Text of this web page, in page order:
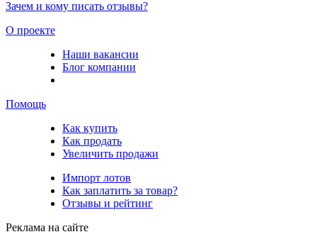
Зачем и кому писать отзывы?
О проекте
Наши вакансии
Блог компании
Помощь
Как купить
Как продать
Увеличить продажи
Импорт лотов
Как заплатить за товар?
Отзывы и рейтинг
Реклама на сайте